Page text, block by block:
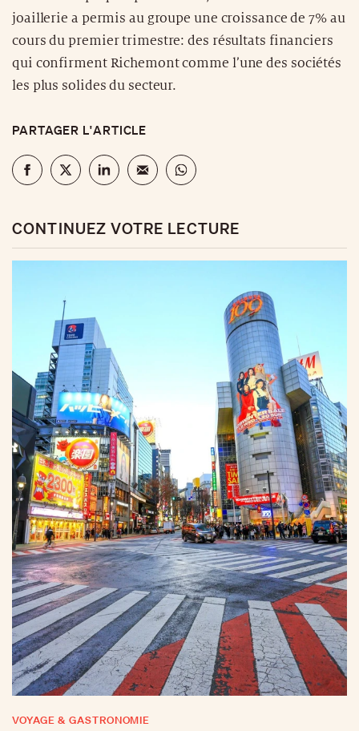
joaillerie a permis au groupe une croissance de 7% au
cours du premier trimestre: des résultats financiers
qui confirment Richemont comme l’une des sociétés
les plus solides du secteur.
PARTAGER L'ARTICLE
CONTINUEZ VOTRE LECTURE
VOYAGE & GASTRONOMIE